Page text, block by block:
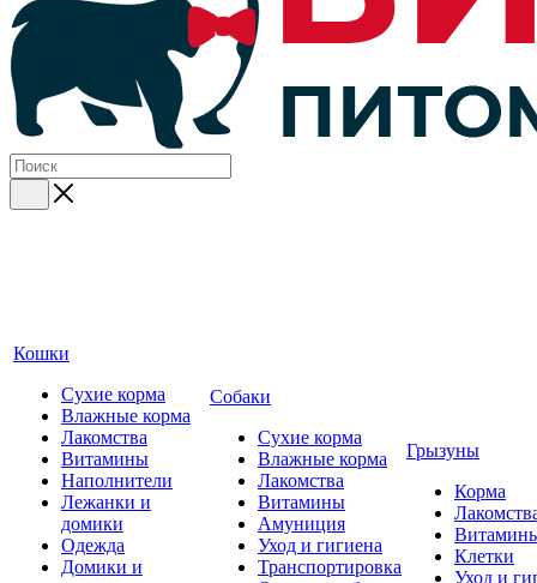
Кошки
Сухие корма
Влажные корма
Лакомства
Витамины
Наполнители
Лежанки и
домики
Одежда
Домики и
Собаки
Сухие корма
Влажные корма
Лакомства
Витамины
Амуниция
Уход и гигиена
Транспортировка
Грызуны
Корма
Клетки
Уход и